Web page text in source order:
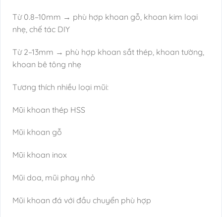
Từ 0.8–10mm → phù hợp khoan gỗ, khoan kim loại
nhẹ, chế tác DIY
Từ 2–13mm → phù hợp khoan sắt thép, khoan tường,
khoan bê tông nhẹ
Tương thích nhiều loại mũi:
Mũi khoan thép HSS
Mũi khoan gỗ
Mũi khoan inox
Mũi doa, mũi phay nhỏ
Mũi khoan đá với đầu chuyển phù hợp